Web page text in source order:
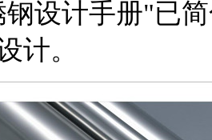
设计手册"已
计。